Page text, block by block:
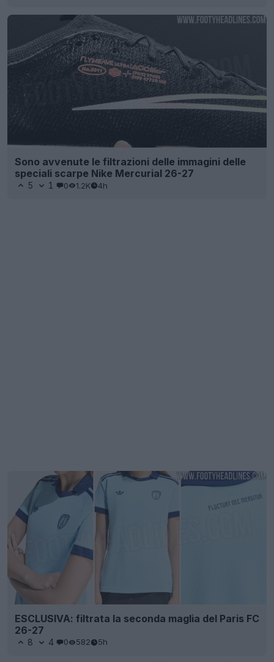
Sono avvenute le filtrazioni delle immagini delle
speciali scarpe Nike Mercurial 26-27
5 1 0 1.2K 4h
ESCLUSIVA: filtrata la seconda maglia del Paris FC
26-27
8 4 0 582 5h